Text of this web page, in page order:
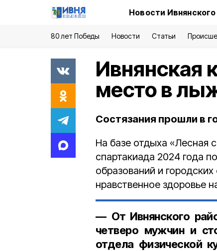
Новости
80 лет Победы Новости Статьи
Ивнянская
место в
Состязания прошли в
На базе отдыха «Лесная
спартакиада 2024 года
образований и
нравственное здоровье
— От Ивнянского
четверо мужчин и
отдела физической